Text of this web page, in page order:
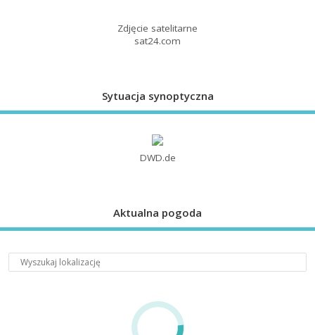
Zdjęcie satelitarne
sat24.com
Sytuacja synoptyczna
DWD.de
Aktualna pogoda